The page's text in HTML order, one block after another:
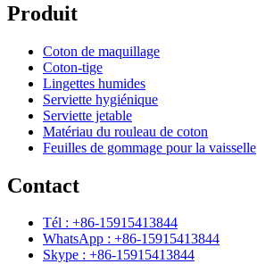
Produit
Coton de maquillage
Coton-tige
Lingettes humides
Serviette hygiénique
Serviette jetable
Matériau du rouleau de coton
Feuilles de gommage pour la vaisselle
Contact
Tél : +86-15915413844
WhatsApp : +86-15915413844
Skype : +86-15915413844